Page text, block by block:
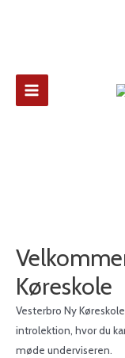
Main
Køreskole
Vesterbro Ny
introlektion, hvor du
møde underviseren.